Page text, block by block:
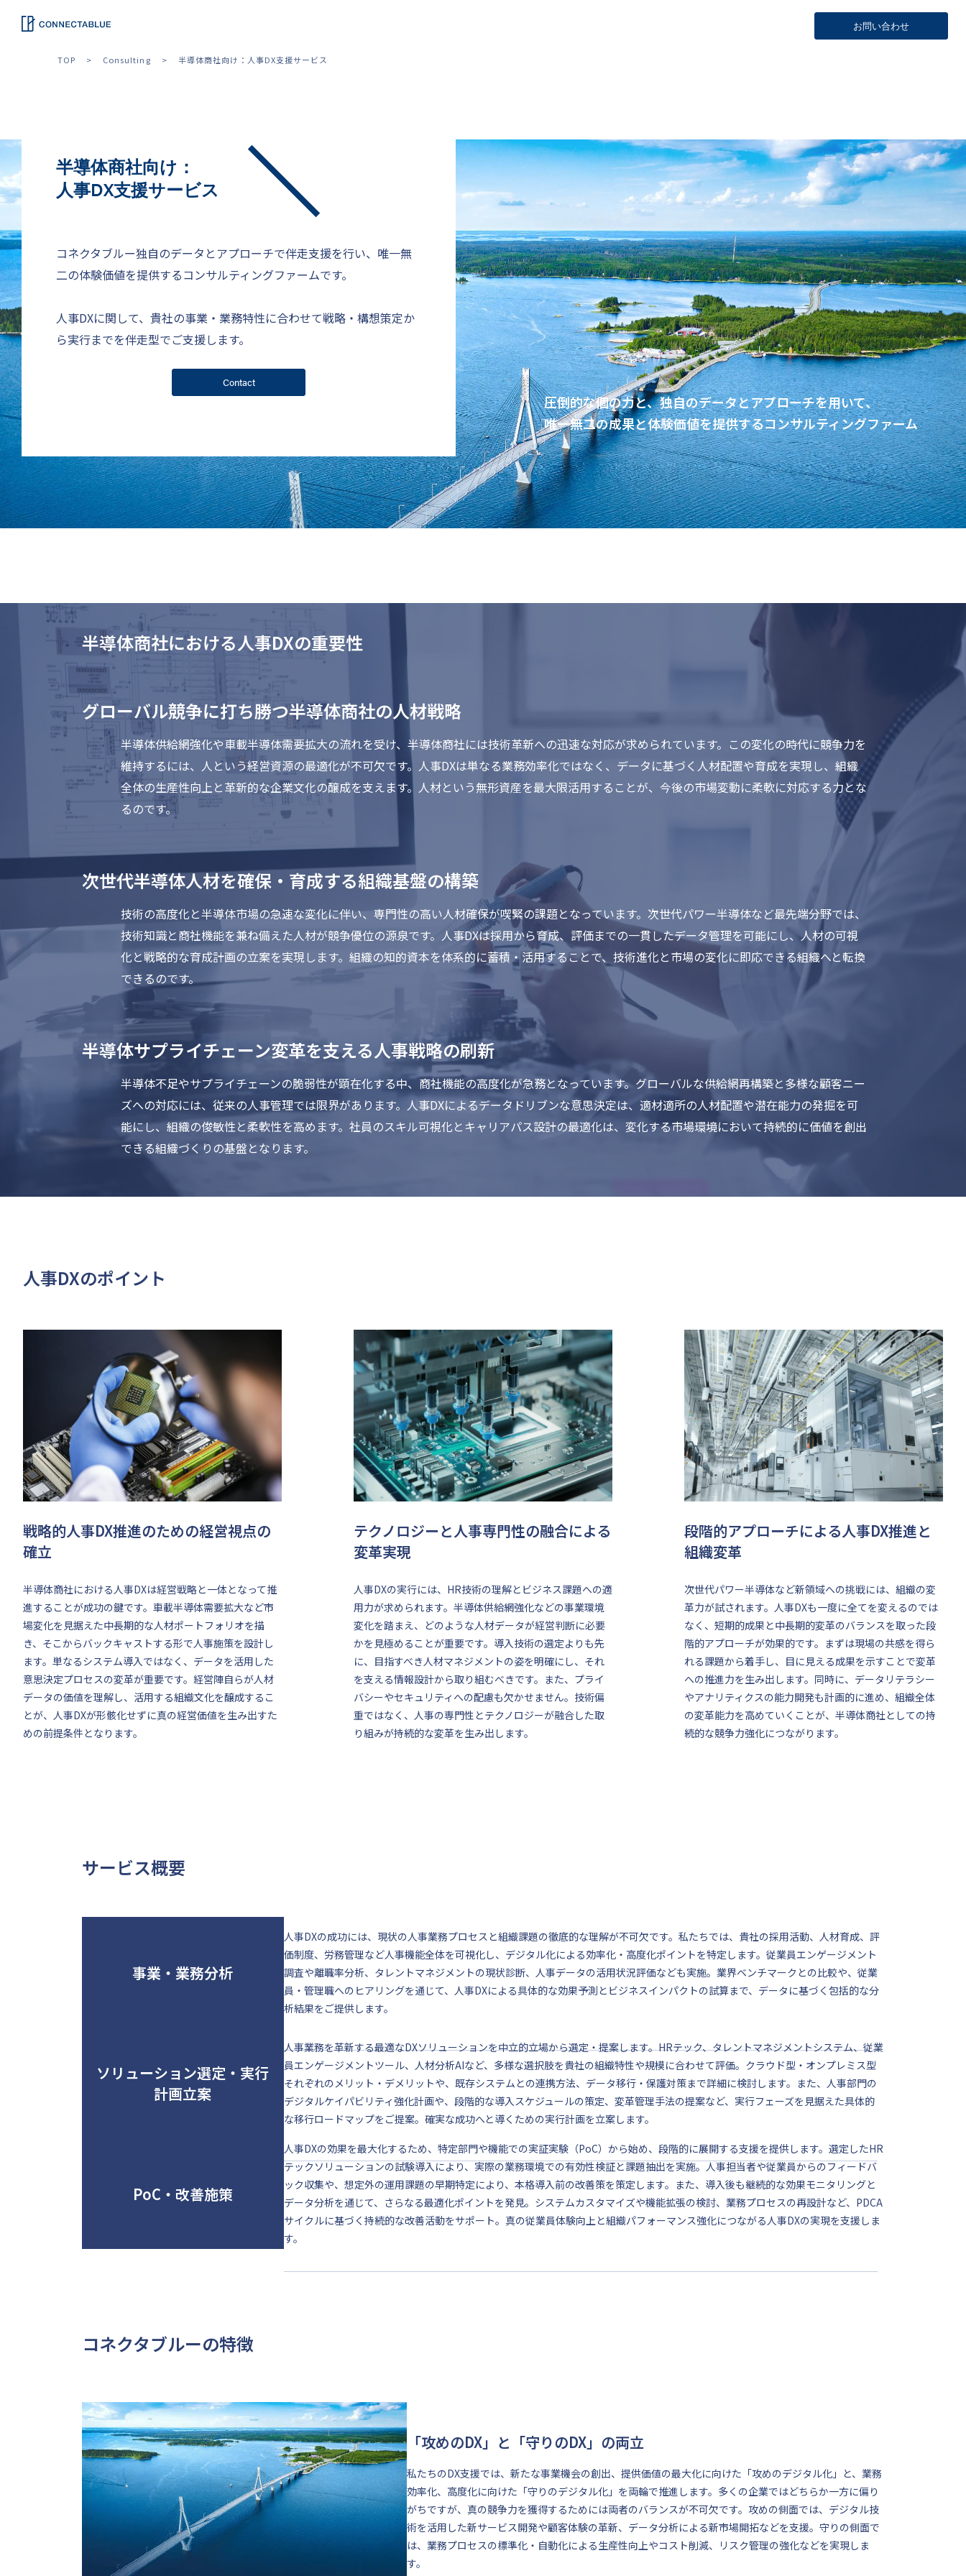
お問い合わせ
TOP Consulting 半導体商社向け：人事DX支援サービス
半導体商社向け：
人事DX支援サービス
コネクタブルー独自のデータとアプローチで伴走支援を行い、唯一無
二の体験価値を提供するコンサルティングファームです。
人事DXに関して、貴社の事業・業務特性に合わせて戦略・構想策定か
ら実行までを伴走型でご支援します。
Contact
圧倒的な個の力と、独自のデータとアプローチを用いて、
唯一無二の成果と体験価値を提供するコンサルティングファーム
半導体商社における人事DXの重要性
グローバル競争に打ち勝つ半導体商社の人材戦略
半導体供給網強化や車載半導体需要拡大の流れを受け、半導体商社には技術革新への迅速な対応が求められています。この変化の時代に競争力を
維持するには、人という経営資源の最適化が不可欠です。人事DXは単なる業務効率化ではなく、データに基づく人材配置や育成を実現し、組織
全体の生産性向上と革新的な企業文化の醸成を支えます。人材という無形資産を最大限活用することが、今後の市場変動に柔軟に対応する力とな
るのです。
次世代半導体人材を確保・育成する組織基盤の構築
技術の高度化と半導体市場の急速な変化に伴い、専門性の高い人材確保が喫緊の課題となっています。次世代パワー半導体など最先端分野では、
技術知識と商社機能を兼ね備えた人材が競争優位の源泉です。人事DXは採用から育成、評価までの一貫したデータ管理を可能にし、人材の可視
化と戦略的な育成計画の立案を実現します。組織の知的資本を体系的に蓄積・活用することで、技術進化と市場の変化に即応できる組織へと転換
できるのです。
半導体サプライチェーン変革を支える人事戦略の刷新
半導体不足やサプライチェーンの脆弱性が顕在化する中、商社機能の高度化が急務となっています。グローバルな供給網再構築と多様な顧客ニー
ズへの対応には、従来の人事管理では限界があります。人事DXによるデータドリブンな意思決定は、適材適所の人材配置や潜在能力の発掘を可
能にし、組織の俊敏性と柔軟性を高めます。社員のスキル可視化とキャリアパス設計の最適化は、変化する市場環境において持続的に価値を創出
できる組織づくりの基盤となります。
人事DXのポイント
戦略的人事DX推進のための経営視点の
確立
半導体商社における人事DXは経営戦略と一体となって推
進することが成功の鍵です。車載半導体需要拡大など市
場変化を見据えた中長期的な人材ポートフォリオを描
き、そこからバックキャストする形で人事施策を設計し
ます。単なるシステム導入ではなく、データを活用した
意思決定プロセスの変革が重要です。経営陣自らが人材
データの価値を理解し、活用する組織文化を醸成するこ
とが、人事DXが形骸化せずに真の経営価値を生み出すた
めの前提条件となります。
テクノロジーと人事専門性の融合による
変革実現
人事DXの実行には、HR技術の理解とビジネス課題への適
用力が求められます。半導体供給網強化などの事業環境
変化を踏まえ、どのような人材データが経営判断に必要
かを見極めることが重要です。導入技術の選定よりも先
に、目指すべき人材マネジメントの姿を明確にし、それ
を支える情報設計から取り組むべきです。また、プライ
バシーやセキュリティへの配慮も欠かせません。技術偏
重ではなく、人事の専門性とテクノロジーが融合した取
り組みが持続的な変革を生み出します。
段階的アプローチによる人事DX推進と
組織変革
次世代パワー半導体など新領域への挑戦には、組織の変
革力が試されます。人事DXも一度に全てを変えるのでは
なく、短期的成果と中長期的変革のバランスを取った段
階的アプローチが効果的です。まずは現場の共感を得ら
れる課題から着手し、目に見える成果を示すことで変革
への推進力を生み出します。同時に、データリテラシー
やアナリティクスの能力開発も計画的に進め、組織全体
の変革能力を高めていくことが、半導体商社としての持
続的な競争力強化につながります。
サービス概要
事業・業務分析
人事DXの成功には、現状の人事業務プロセスと組織課題の徹底的な理解が不可欠です。私たちでは、貴社の採用活動、人材育成、評
価制度、労務管理など人事機能全体を可視化し、デジタル化による効率化・高度化ポイントを特定します。従業員エンゲージメント
調査や離職率分析、タレントマネジメントの現状診断、人事データの活用状況評価なども実施。業界ベンチマークとの比較や、従業
員・管理職へのヒアリングを通じて、人事DXによる具体的な効果予測とビジネスインパクトの試算まで、データに基づく包括的な分
析結果をご提供します。
ソリューション選定・実行
計画立案
人事業務を革新する最適なDXソリューションを中立的立場から選定・提案します。HRテック、タレントマネジメントシステム、従業
員エンゲージメントツール、人材分析AIなど、多様な選択肢を貴社の組織特性や規模に合わせて評価。クラウド型・オンプレミス型
それぞれのメリット・デメリットや、既存システムとの連携方法、データ移行・保護対策まで詳細に検討します。また、人事部門の
デジタルケイパビリティ強化計画や、段階的な導入スケジュールの策定、変革管理手法の提案など、実行フェーズを見据えた具体的
な移行ロードマップをご提案。確実な成功へと導くための実行計画を立案します。
PoC・改善施策
人事DXの効果を最大化するため、特定部門や機能での実証実験（PoC）から始め、段階的に展開する支援を提供します。選定したHR
テックソリューションの試験導入により、実際の業務環境での有効性検証と課題抽出を実施。人事担当者や従業員からのフィードバ
ック収集や、想定外の運用課題の早期特定により、本格導入前の改善策を策定します。また、導入後も継続的な効果モニタリングと
データ分析を通じて、さらなる最適化ポイントを発見。システムカスタマイズや機能拡張の検討、業務プロセスの再設計など、PDCA
サイクルに基づく持続的な改善活動をサポート。真の従業員体験向上と組織パフォーマンス強化につながる人事DXの実現を支援しま
す。
コネクタブルーの特徴
「攻めのDX」と「守りのDX」の両立
私たちのDX支援では、新たな事業機会の創出、提供価値の最大化に向けた「攻めのデジタル化」と、業務
効率化、高度化に向けた「守りのデジタル化」を両輪で推進します。多くの企業ではどちらか一方に偏り
がちですが、真の競争力を獲得するためには両者のバランスが不可欠です。攻めの側面では、デジタル技
術を活用した新サービス開発や顧客体験の革新、データ分析による新市場開拓などを支援。守りの側面で
は、業務プロセスの標準化・自動化による生産性向上やコスト削減、リスク管理の強化などを実現しま
す。